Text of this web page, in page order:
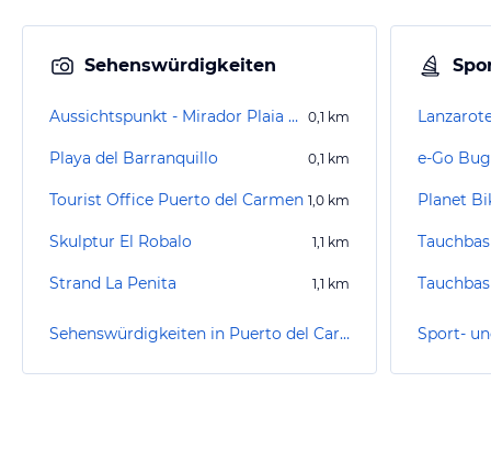
Sehenswürdigkeiten
Aussichtspunkt - Mirador Plaia Grande 0,1 km
Playa del Barranquillo 0,1 km
Tourist Office Puerto del Carmen 1,0 km
Skulptur El Robalo 1,1 km
Strand La Penita 1,1 km
Sehenswürdigkeiten in Puerto del Carmen
Planet